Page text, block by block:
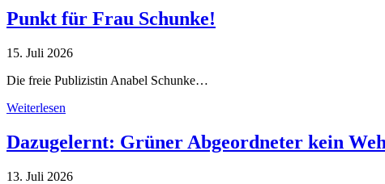
Punkt für Frau Schunke!
15. Juli 2026
Die freie Publizistin Anabel Schunke…
Weiterlesen
Dazugelernt: Grüner Abgeordneter kein
13. Juli 2026